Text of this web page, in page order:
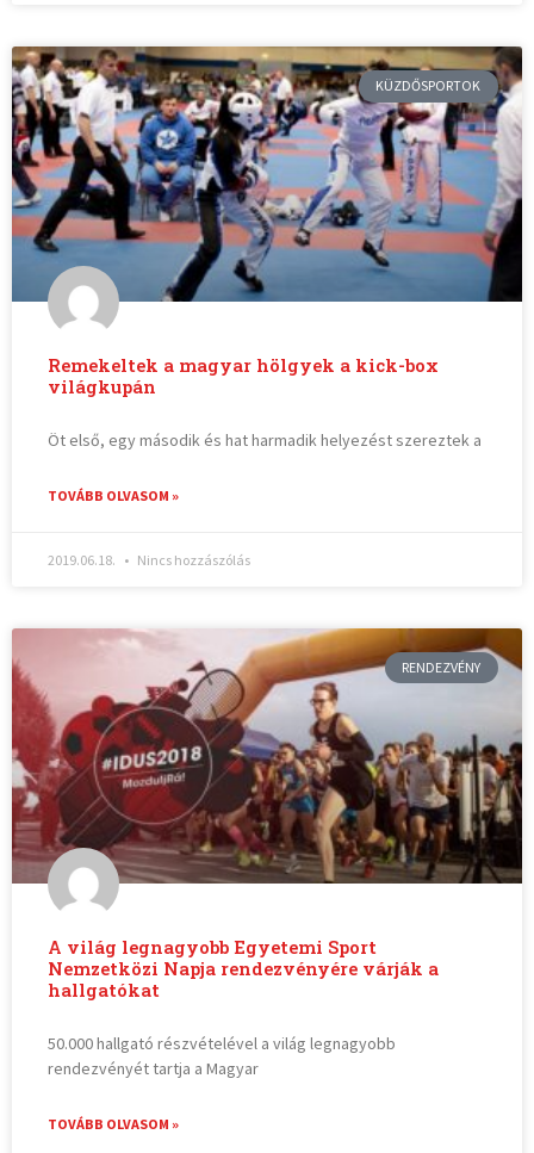
KÜZDŐSPORTOK
Remekeltek a magyar hölgyek a kick-box
világkupán
Öt első, egy második és hat harmadik helyezést szereztek a
TOVÁBB OLVASOM »
2019.06.18. Nincs hozzászólás
RENDEZVÉNY
A világ legnagyobb Egyetemi Sport
Nemzetközi Napja rendezvényére várják a
hallgatókat
50.000 hallgató részvételével a világ legnagyobb
rendezvényét tartja a Magyar
TOVÁBB OLVASOM »